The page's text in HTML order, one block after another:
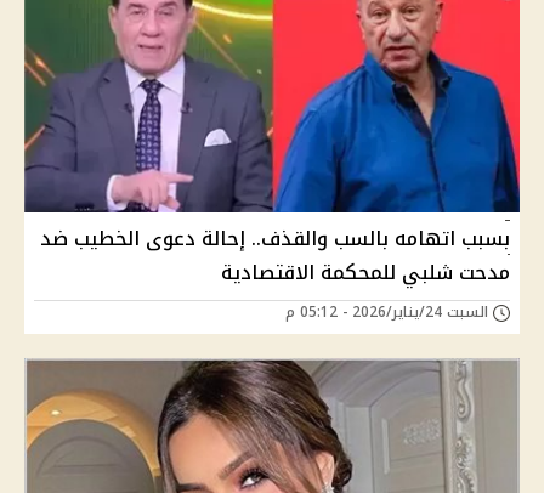
بسبب اتهامه بالسب والقذف.. إحالة دعوى الخطيب ضد
مدحت شلبي للمحكمة الاقتصادية
السبت 24/يناير/2026 - 05:12 م